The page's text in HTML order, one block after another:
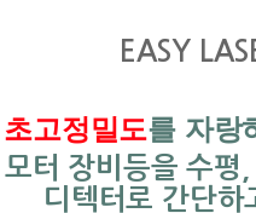
EASY
고정밀도를 자랑
터 장비등을 수
디텍터로 간단